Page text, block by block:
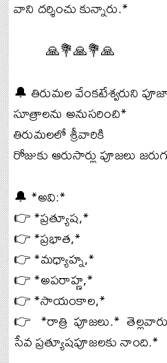
వాని దర్శించు కున్నారు.*
🙏💐🙏💐🙏
🔔 తిరుమల వేంకటేశ్వరుని
సూత్రాలను అనుసరించి*
తిరుమలలో శ్రీవారికి
రోజుకు ఆరుసార్లు పూజలు
🔔 *అవి:*
👉 *ప్రత్యూష,*
👉 *ప్రభాత,*
👉 *మధ్యాహ్న,*
👉 *అపరాహ్ణ,*
👉 *సాయంకాల,*
👉 *రాత్రి పూజలు.*
సేవ ప్రత్యూషపూజలకు నాంది.*